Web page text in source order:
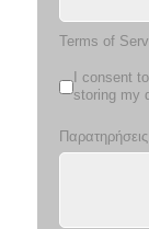
Terms of
I consent
storing my
Παρατηρήσεις